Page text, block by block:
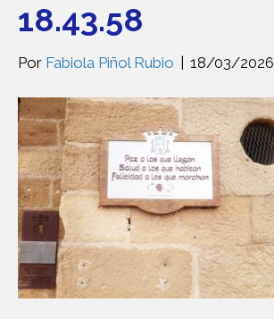
18.43.58
Por Fabiola Piñol Rubio 18/03/2026